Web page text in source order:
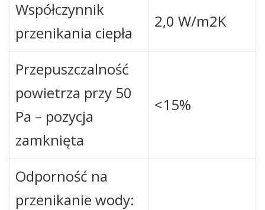
Współczynnik
przenikania ciepła
2,0 W/m2K
Przepuszczalność
powietrza przy 50
Pa – pozycja
zamknięta
<15%
Odporność na
przenikanie wody: